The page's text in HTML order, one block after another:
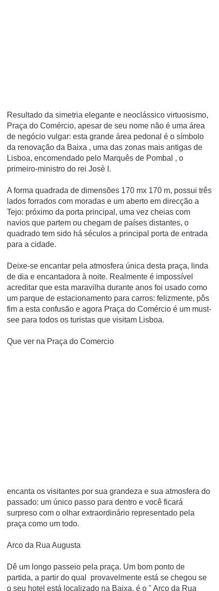
Resultado da simetria elegante e neoclássico virtuosismo,
Praça do Comércio, apesar de seu nome não é uma área
de negócio vulgar: esta grande área pedonal é o símbolo
da renovação da Baixa , uma das zonas mais antigas de
Lisboa, encomendado pelo Marquês de Pombal , o
primeiro-ministro do rei Josè I.
A forma quadrada de dimensões 170 mx 170 m, possui três
lados forrados com moradas e um aberto em direcção a
Tejo: próximo da porta principal, uma vez cheias com
navios que partem ou chegam de países distantes, o
quadrado tem sido há séculos a principal porta de entrada
para a cidade.
Deixe-se encantar pela atmosfera única desta praça, linda
de dia e encantadora à noite. Realmente é impossível
acreditar que esta maravilha durante anos foi usado como
um parque de estacionamento para carros: felizmente, pôs
fim a esta confusão e agora Praça do Comércio é um must-
see para todos os turistas que visitam Lisboa.
Que ver na Praça do Comercio
encanta os visitantes por sua grandeza e sua atmosfera do
passado: um único passo para dentro e você ficará
surpreso com o olhar extraordinário representado pela
praça como um todo.
Arco da Rua Augusta
Dê um longo passeio pela praça. Um bom ponto de
partida, a partir do qual provavelmente está se chegou se
o seu hotel está localizado na Baixa, é o " Arco da Rua